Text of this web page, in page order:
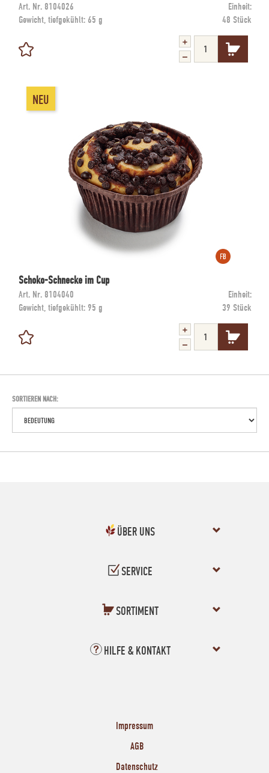
Art. Nr. 8104026
Einheit:
Gewicht, tiefgekühlt: 65 g 48 Stück
NEU
Schoko-Schnecke im Cup
Art. Nr. 8104040
Einheit:
Gewicht, tiefgekühlt: 95 g 39 Stück
SORTIEREN NACH:
ÜBER UNS
SERVICE
SORTIMENT
HILFE & KONTAKT
Impressum
AGB
Datenschutz